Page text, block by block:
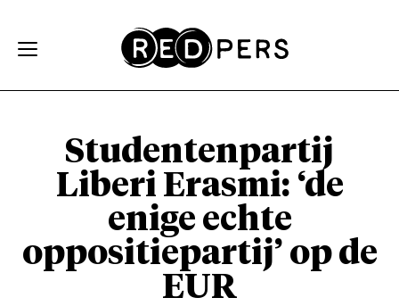
Studentenpartij
Liberi Erasmi: ‘de
enige echte
oppositiepartij’ op de
EUR